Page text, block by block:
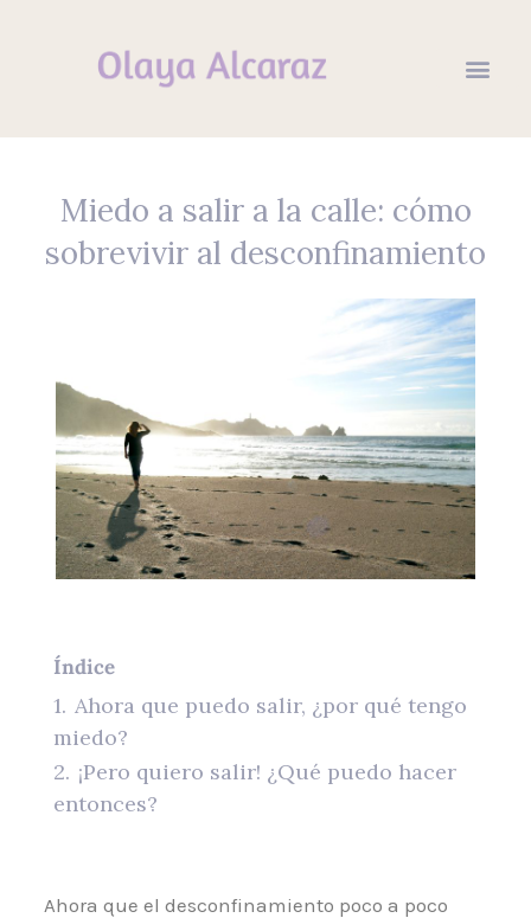
Miedo a salir a la calle: cómo
sobrevivir al desconfinamiento
Índice
1. Ahora que puedo salir, ¿por qué tengo
miedo?
2. ¡Pero quiero salir! ¿Qué puedo hacer
entonces?
Ahora que el desconfinamiento poco a poco